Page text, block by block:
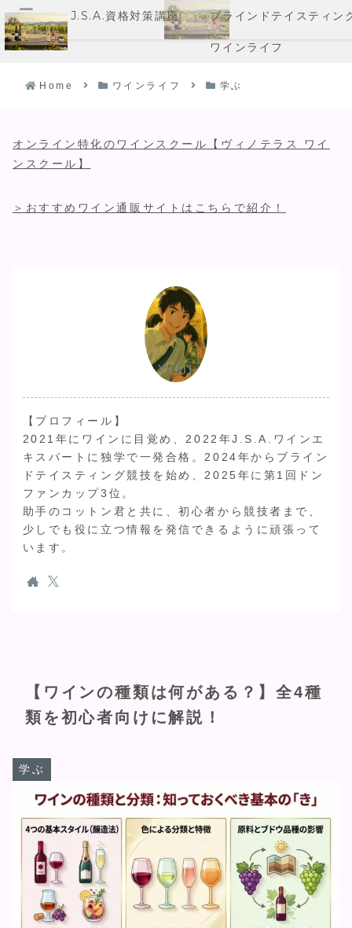
J.S.A.資格対策講座 ブラインドテイスティン
ワインライフ
Home ワインライフ 学ぶ
【ワインの種類は何がある？】全4種
類を初心者向けに解説！
オンライン特化のワインスクール【ヴィノテラス ワイ
ンスクール】
学ぶ
＞おすすめワイン通販サイトはこちらで紹介！
YUJI
【プロフィール】
2021年にワインに目覚め、2022年J.S.A.ワインエ
キスパートに独学で一発合格。2024年からブライン
ドテイスティング競技を始め、2025年に第1回ドン
ファンカップ3位。
助手のコットン君と共に、初心者から競技者まで、
少しでも役に立つ情報を発信できるように頑張って
います。
メニュー